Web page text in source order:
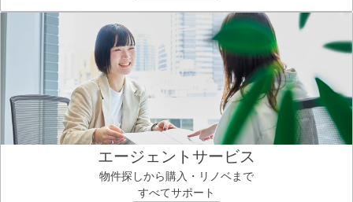
エージェントサービス
物件探しから購入・リノベまで
すべてサポート